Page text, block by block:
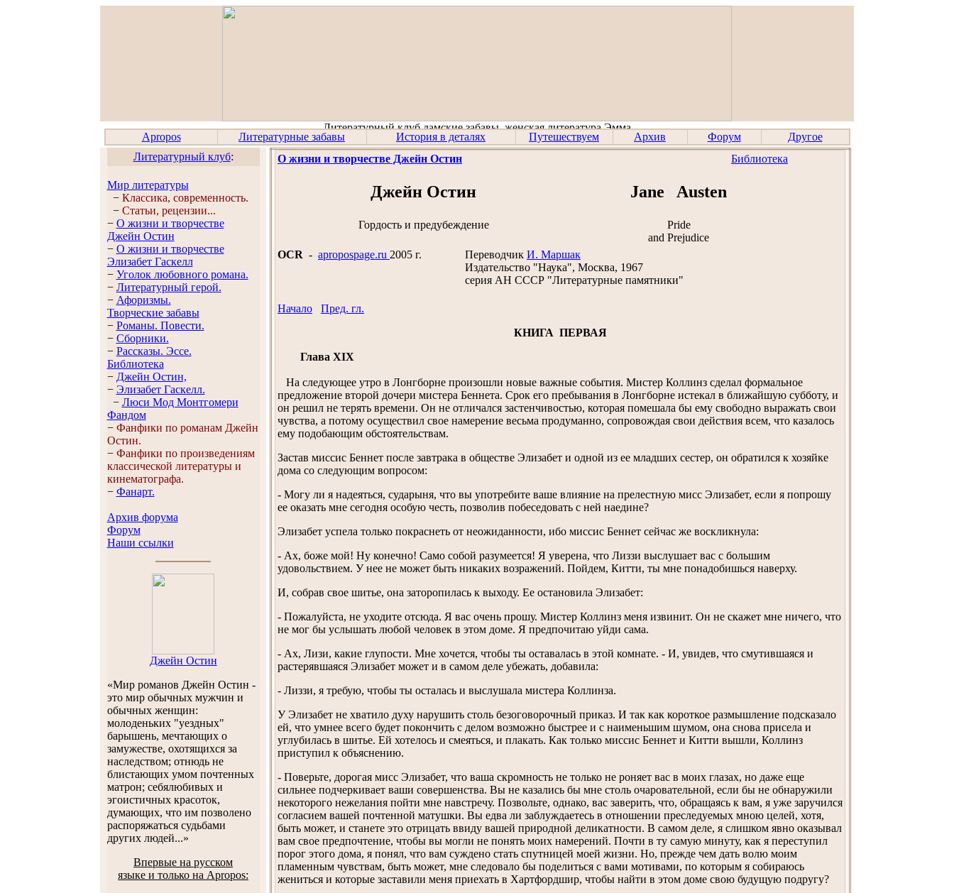
Apropos Литературные забавы История в деталях Путешествуем Архив Форум
Другое
Литературный клуб:
Мир литературы
− Классика, современность.
− Статьи, рецензии...
− О жизни и творчестве
Джейн Остин
− О жизни и творчестве
Элизабет Гaскелл
− Уголок любовного романа.
− Литературный герой.
− Афоризмы.
Творческие забавы
− Романы. Повести.
− Сборники.
− Рассказы. Эссe.
Библиотека
− Джейн Остин,
− Элизабет Гaскелл.
− Люси Мод Монтгомери
Фандом
− Фанфики по романам Джейн
Остин.
− Фанфики по произведениям
классической литературы и
кинематографа.
− Фанарт.
Архив форума
Форум
Наши ссылки
Джейн Остин
«Мир романов Джейн Остин -
это мир обычных мужчин и
обычных женщин:
молоденьких "уездных"
барышень, мечтающих о
замужестве, охотящихся за
наследством; отнюдь не
блистающих умом почтенных
матрон; себялюбивых и
эгоистичных красоток,
думающих, что им позволено
распоряжаться судьбами
других людей...»
Впервые на русском
языке и только на Apropos:
О жизни и творчестве Джейн Остин Библиотека
Джейн Остин Jane Austen
Гордость и предубеждение
Pride
and Prejudice
OCR - apropospage.ru 2005 г. Переводчик И. Маршак
Издательство "Наука", Москва, 1967
серия АН СССР "Литературные памятники"
Начало
Пред. гл.
КНИГА ПЕРВАЯ
Глава XIX
На следующее утро в Лонгборне произошли новые важные события. Мистер Коллинз сделал формальное
предложение второй дочери мистера Беннета. Срок его пребывания в Лонгборне истекал в ближайшую субботу, и
он решил не терять времени. Он не отличался застенчивостью, которая помешала бы ему свободно выражать свои
чувства, а потому осуществил свое намерение весьма продуманно, сопровождая свои действия всем, что казалось
ему подобающим обстоятельствам.
Застав миссис Беннет после завтрака в обществе Элизабет и одной из ее младших сестер, он обратился к хозяйке
дома со следующим вопросом:
- Могу ли я надеяться, сударыня, что вы употребите ваше влияние на прелестную мисс Элизабет, если я попрошу
ее оказать мне сегодня особую честь, позволив побеседовать с ней наедине?
Элизабет успела только покраснеть от неожиданности, ибо миссис Беннет сейчас же воскликнула:
- Ах, боже мой! Ну конечно! Само собой разумеется! Я уверена, что Лиззи выслушает вас с большим
удовольствием. У нее не может быть никаких возражений. Пойдем, Китти, ты мне понадобишься наверху.
И, собрав свое шитье, она заторопилась к выходу. Ее остановила Элизабет:
- Пожалуйста, не уходите отсюда. Я вас очень прошу. Мистер Коллинз меня извинит. Он не скажет мне ничего, что
не мог бы услышать любой человек в этом доме. Я предпочитаю уйди сама.
- Ах, Лизи, какие глупости. Мне хочется, чтобы ты оставалась в этой комнате. - И, увидев, что смутившаяся и
растерявшаяся Элизабет может и в самом деле убежать, добавила:
- Лиззи, я требую, чтобы ты осталась и выслушала мистера Коллинза.
У Элизабет не хватило духу нарушить столь безоговорочный приказ. И так как короткое размышление подсказало
ей, что умнее всего будет покончить с делом возможно быстрее и с наименьшим шумом, она снова присела и
углубилась в шитье. Ей хотелось и смеяться, и плакать. Как только миссис Беннет и Китти вышли, Коллинз
приступил к объяснению.
- Поверьте, дорогая мисс Элизабет, что ваша скромность не только не роняет вас в моих глазах, но даже еще
сильнее подчеркивает ваши совершенства. Вы не казались бы мне столь очаровательной, если бы не обнаружили
некоторого нежелания пойти мне навстречу. Позвольте, однако, вас заверить, что, обращаясь к вам, я уже заручился
согласием вашей почтенной матушки. Вы едва ли заблуждаетесь в отношении преследуемых мною целей, хотя,
быть может, и станете это отрицать ввиду вашей природной деликатности. В самом деле, я слишком явно оказывал
вам свое предпочтение, чтобы вы могли не понять моих намерений. Почти в ту самую минуту, как я переступил
порог этого дома, я понял, что вам суждено стать спутницей моей жизни. Но, прежде чем дать волю моим
пламенным чувствам, быть может, мне следовало бы поделиться с вами мотивами, по которым я собираюсь
жениться и которые заставили меня приехать в Хартфордшир, чтобы найти в этом доме свою будущую подругу?